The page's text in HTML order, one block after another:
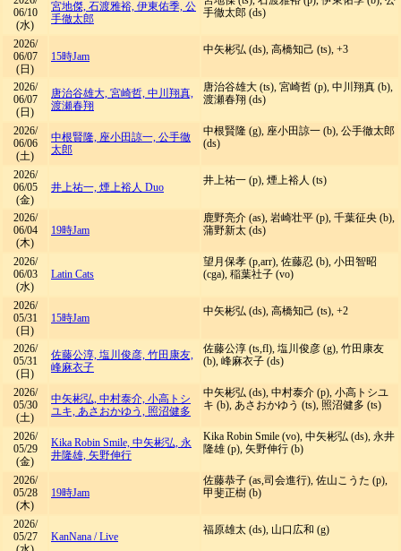
06/10
(水)
宮地傑, 石渡雅裕, 伊東佑季, 公
手徹太郎
手徹太郎 (ds)
2026/
06/07
(日)
15時Jam
中矢彬弘 (ds), 高橋知己 (ts), +3
2026/
06/07
(日)
唐治谷雄大, 宮崎哲, 中川翔真,
渡瀬春翔
唐治谷雄大 (ts), 宮崎哲 (p), 中川翔真 (b),
渡瀬春翔 (ds)
2026/
06/06
(土)
中根賢隆, 座小田諒一, 公手徹
太郎
中根賢隆 (g), 座小田諒一 (b), 公手徹太郎
(ds)
2026/
06/05
(金)
井上祐一, 煙上裕人 Duo
井上祐一 (p), 煙上裕人 (ts)
2026/
06/04
(木)
19時Jam
鹿野亮介 (as), 岩崎壮平 (p), 千葉征央 (b),
蒲野新太 (ds)
2026/
06/03
(水)
Latin Cats
望月保孝 (p,arr), 佐藤忍 (b), 小田智昭
(cga), 稲葉社子 (vo)
2026/
05/31
(日)
15時Jam
中矢彬弘 (ds), 高橋知己 (ts), +2
2026/
05/31
(日)
佐藤公淳, 塩川俊彦, 竹田康友,
峰麻衣子
佐藤公淳 (ts,fl), 塩川俊彦 (g), 竹田康友
(b), 峰麻衣子 (ds)
2026/
05/30
(土)
中矢彬弘, 中村泰介, 小高トシ
ユキ, あさおかゆう, 照沼健多
中矢彬弘 (ds), 中村泰介 (p), 小高トシユ
キ (b), あさおかゆう (ts), 照沼健多 (ts)
2026/
05/29
(金)
Kika Robin Smile, 中矢彬弘, 永
井隆雄, 矢野伸行
Kika Robin Smile (vo), 中矢彬弘 (ds), 永井
隆雄 (p), 矢野伸行 (b)
2026/
05/28
(木)
19時Jam
佐藤恭子 (as,司会進行), 佐山こうた (p),
甲斐正樹 (b)
2026/
05/27
KanNana /Live
福原雄太 (ds), 山口広和 (g)